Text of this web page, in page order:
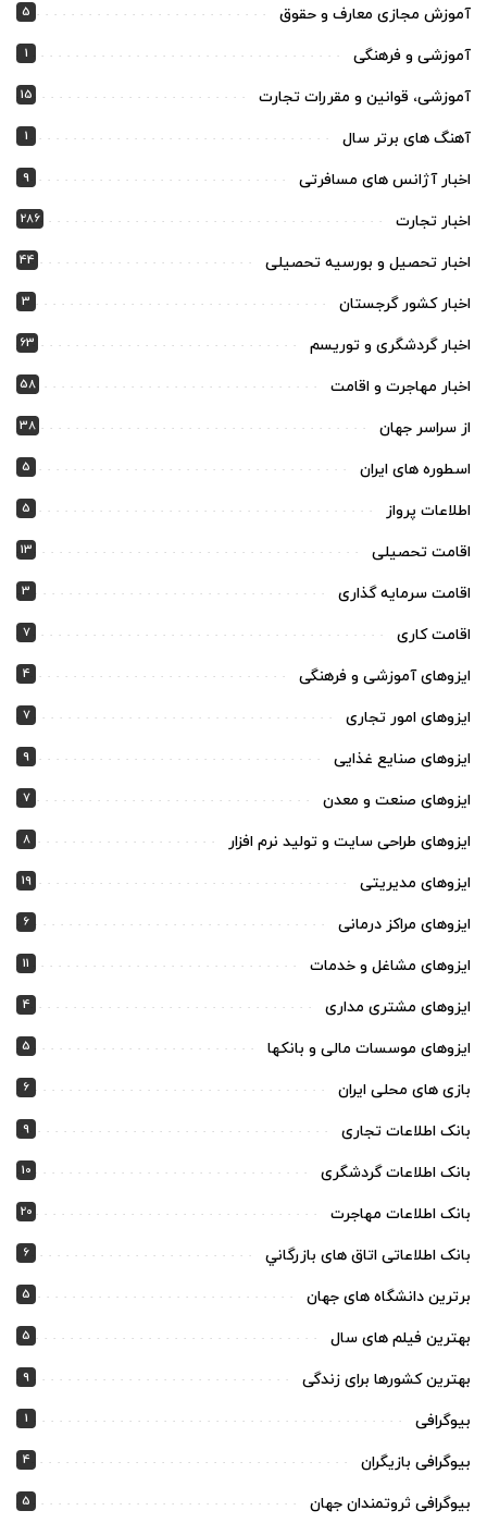
آموزش مجازی معارف و حقوق 5
آموزشی و فرهنگی 1
آموزشی، قوانین و مقررات تجارت 15
آهنگ های برتر سال 1
اخبار آژانس های مسافرتی 9
اخبار تجارت 286
اخبار تحصیل و بورسیه تحصیلی 44
اخبار کشور گرجستان 3
اخبار گردشگری و توریسم 63
اخبار مهاجرت و اقامت 58
از سراسر جهان 38
اسطوره های ایران 5
اطلاعات پرواز 5
اقامت تحصیلی 13
اقامت سرمایه گذاری 3
اقامت کاری 7
ایزوهای آموزشی و فرهنگی 4
ایزوهای امور تجاری 7
ایزوهای صنایع غذایی 9
ایزوهای صنعت و معدن 7
ایزوهای طراحی سایت و تولید نرم افزار 8
ایزوهای مدیریتی 19
ایزوهای مراکز درمانی 6
ایزوهای مشاغل و خدمات 11
ایزوهای مشتری مداری 4
ایزوهای موسسات مالی و بانکها 5
بازی های محلی ایران 6
بانک اطلاعات تجاری 9
بانک اطلاعات گردشگری 10
بانک اطلاعات مهاجرت 20
بانک اطلاعاتی اتاق های بازرگاني 6
برترین دانشگاه های جهان 5
بهترین فیلم های سال 5
بهترین کشورها برای زندگی 9
بیوگرافی 1
بیوگرافی بازیگران 4
بیوگرافی ثروتمندان جهان 5